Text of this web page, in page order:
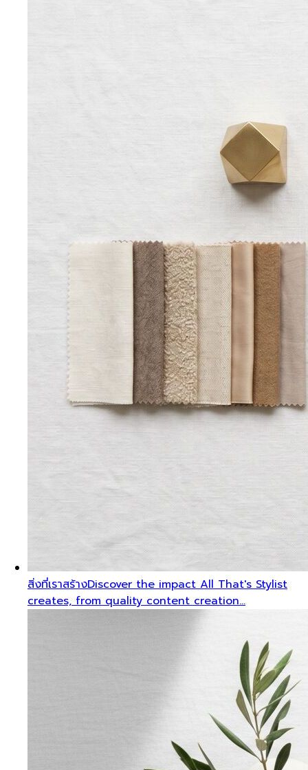
สิ่งที่เราสร้างDiscover the impact All That's Stylist
creates, from quality content creation…